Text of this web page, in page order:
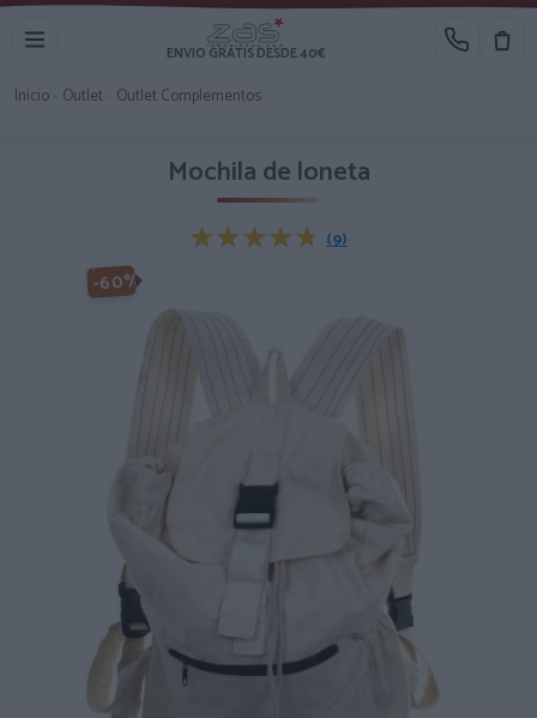
ENVIO GRATIS DESDE 40€
Inicio Outlet Outlet Complementos
Mochila de loneta
★★★★★
★★★★★ (9)
-60%